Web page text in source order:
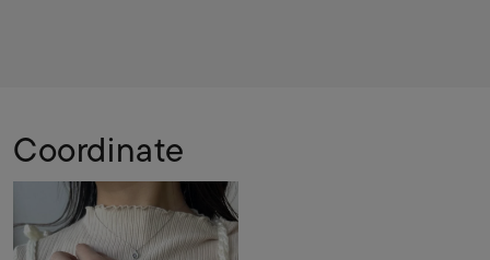
Coordinate